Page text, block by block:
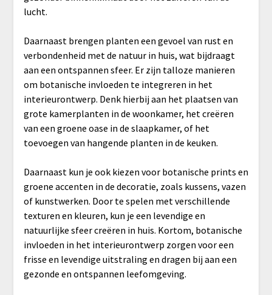
lucht.
Daarnaast brengen planten een gevoel van rust en
verbondenheid met de natuur in huis, wat bijdraagt
aan een ontspannen sfeer. Er zijn talloze manieren
om botanische invloeden te integreren in het
interieurontwerp. Denk hierbij aan het plaatsen van
grote kamerplanten in de woonkamer, het creëren
van een groene oase in de slaapkamer, of het
toevoegen van hangende planten in de keuken.
Daarnaast kun je ook kiezen voor botanische prints en
groene accenten in de decoratie, zoals kussens, vazen
of kunstwerken. Door te spelen met verschillende
texturen en kleuren, kun je een levendige en
natuurlijke sfeer creëren in huis. Kortom, botanische
invloeden in het interieurontwerp zorgen voor een
frisse en levendige uitstraling en dragen bij aan een
gezonde en ontspannen leefomgeving.